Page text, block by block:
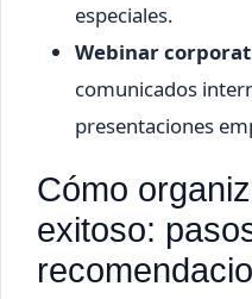
especiales.
Webinar
comunicados
presentaciones
Cómo
exitoso: